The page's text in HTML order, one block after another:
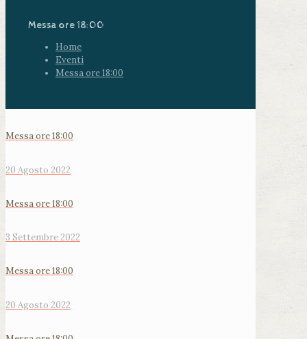
Messa ore 18:00
Home
Eventi
Messa ore 18:00
Messa ore 18:00
20 Agosto 2022
Messa ore 18:00
3 Settembre 2022
Messa ore 18:00
20 Agosto 2022